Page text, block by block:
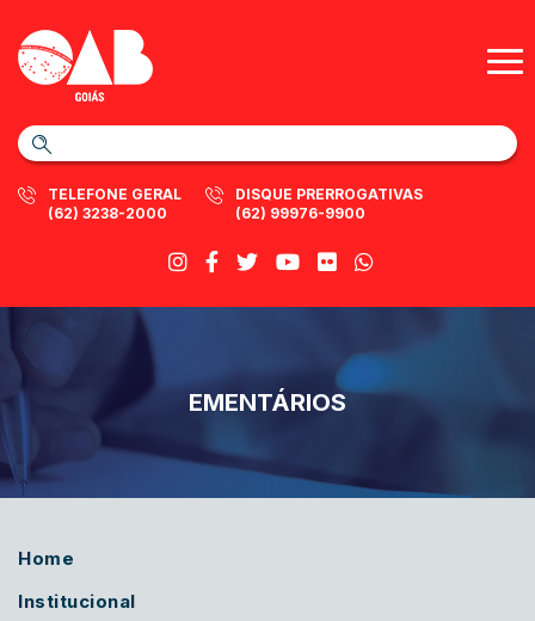
TELEFONE GERAL
(62) 3238-2000
DISQUE PRERROGATIVAS
(62) 99976-9900
EMENTÁRIOS
Home
Institucional